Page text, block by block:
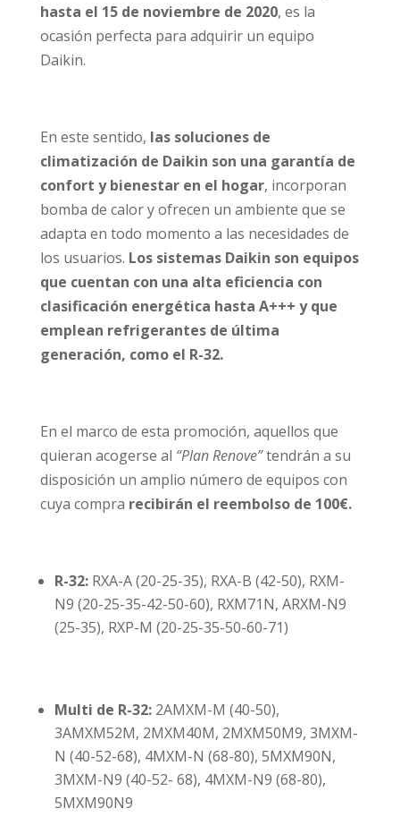
hasta el 15 de noviembre de 2020, es la
ocasión perfecta para adquirir un equipo
Daikin.
En este sentido, las soluciones de
climatización de Daikin son una garantía de
confort y bienestar en el hogar, incorporan
bomba de calor y ofrecen un ambiente que se
adapta en todo momento a las necesidades de
los usuarios. Los sistemas Daikin son equipos
que cuentan con una alta eficiencia con
clasificación energética hasta A+++ y que
emplean refrigerantes de última
generación, como el R-32.
En el marco de esta promoción, aquellos que
quieran acogerse al “Plan Renove”tendrán a su
disposición un amplio número de equipos con
cuya compra recibirán el reembolso de 100€.
R-32:RXA-A (20-25-35), RXA-B (42-50), RXM-
N9 (20-25-35-42-50-60), RXM71N, ARXM-N9
(25-35), RXP-M (20-25-35-50-60-71)
Multi de R-32:2AMXM-M (40-50),
3AMXM52M, 2MXM40M, 2MXM50M9, 3MXM-
N (40-52-68), 4MXM-N (68-80), 5MXM90N,
3MXM-N9 (40-52- 68), 4MXM-N9 (68-80),
5MXM90N9